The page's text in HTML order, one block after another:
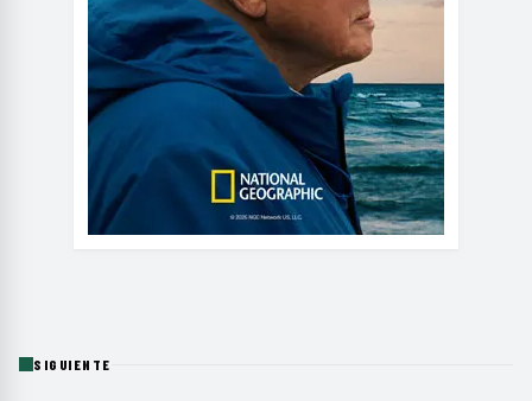
SIGUIENTE